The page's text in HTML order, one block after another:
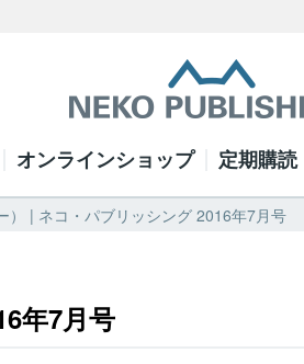
オンラインショップ 定期購読
） | ネコ・パブリッシング 2016年7月号
年7月号